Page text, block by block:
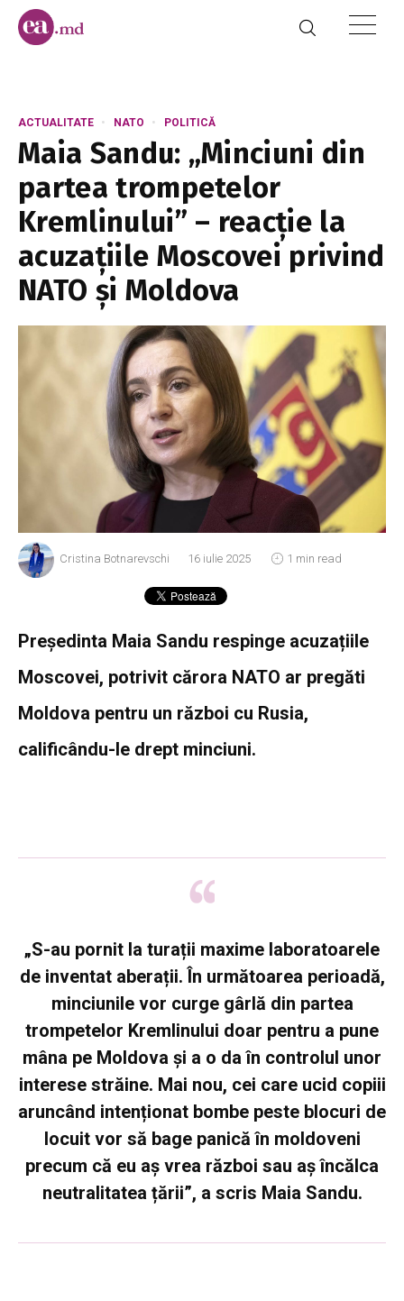
ACTUALITATE NATO POLITICĂ
Maia Sandu: „Minciuni din
partea trompetelor
Kremlinului” – reacție la
acuzațiile Moscovei privind
NATO și Moldova
Cristina Botnarevschi 16 iulie 2025 1 min read
Președinta Maia Sandu respinge acuzațiile
Moscovei, potrivit cărora NATO ar pregăti
Moldova pentru un război cu Rusia,
calificându-le drept minciuni.
„S-au pornit la turații maxime laboratoarele
de inventat aberații. În următoarea perioadă,
minciunile vor curge gârlă din partea
trompetelor Kremlinului doar pentru a pune
mâna pe Moldova și a o da în controlul unor
interese străine. Mai nou, cei care ucid copiii
aruncând intenționat bombe peste blocuri de
locuit vor să bage panică în moldoveni
precum că eu aș vrea război sau aș încălca
neutralitatea țării”, a scris Maia Sandu.